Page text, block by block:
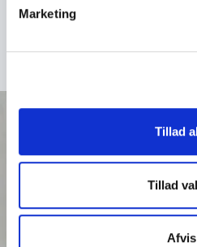
Marketing
Tillad
Tillad
Afvis
Book Rikke
på køn, kultur, stalking og
engagement, og hendes
inspirerende og